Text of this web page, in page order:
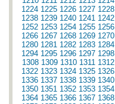
1224 1225 1226 1227 1228
1238 1239 1240 1241 1242
1252 1253 1254 1255 1256
1266 1267 1268 1269 1270
1280 1281 1282 1283 1284
1294 1295 1296 1297 1298
1308 1309 1310 1311 1312
1322 1323 1324 1325 1326
1336 1337 1338 1339 1340
1350 1351 1352 1353 1354
1364 1365 1366 1367 1368